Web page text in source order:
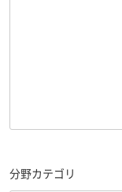
分野カテゴリ